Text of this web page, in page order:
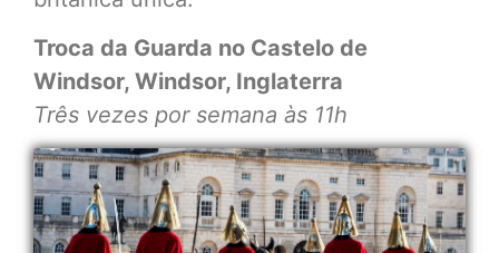
Troca da Guarda no Castelo de
Windsor, Windsor, Inglaterra
Três vezes por semana às 11h